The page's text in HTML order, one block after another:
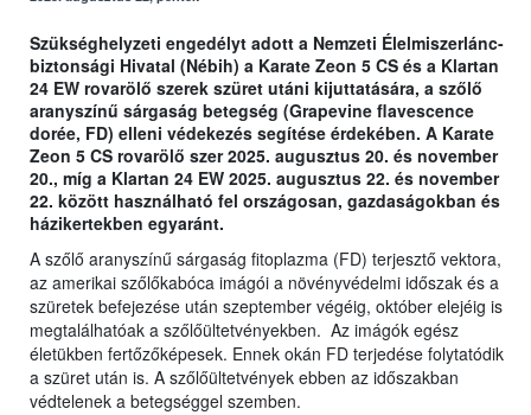
Szükséghelyzeti engedélyt adott a Nemzeti Élelmiszerlánc-
biztonsági Hivatal (Nébih) a Karate Zeon 5 CS és a Klartan
24 EW rovarölő szerek szüret utáni kijuttatására, a szőlő
aranyszínű sárgaság betegség (Grapevine flavescence
dorée, FD) elleni védekezés segítése érdekében. A Karate
Zeon 5 CS rovarölő szer 2025. augusztus 20. és november
20., míg a Klartan 24 EW 2025. augusztus 22. és november
22. között használható fel országosan, gazdaságokban és
házikertekben egyaránt.
A szőlő aranyszínű sárgaság fitoplazma (FD) terjesztő vektora,
az amerikai szőlőkabóca imágói a növényvédelmi időszak és a
szüretek befejezése után szeptember végéig, október elejéig is
megtalálhatóak a szőlőültetvényekben. Az imágók egész
életükben fertőzőképesek. Ennek okán FD terjedése folytatódik
a szüret után is. A szőlőültetvények ebben az időszakban
védtelenek a betegséggel szemben.